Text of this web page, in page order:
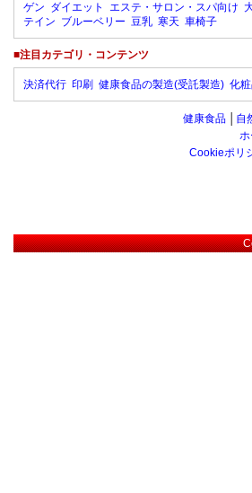
ゲン ダイエット エステ・サロン・スパ向け
テイン ブルーベリー 豆乳 寒天 車椅子
■注目カテゴリ・コンテンツ
決済代行 印刷 健康食品の製造(受託製造) 化
健康食品 自
ホ
Cookieポリ